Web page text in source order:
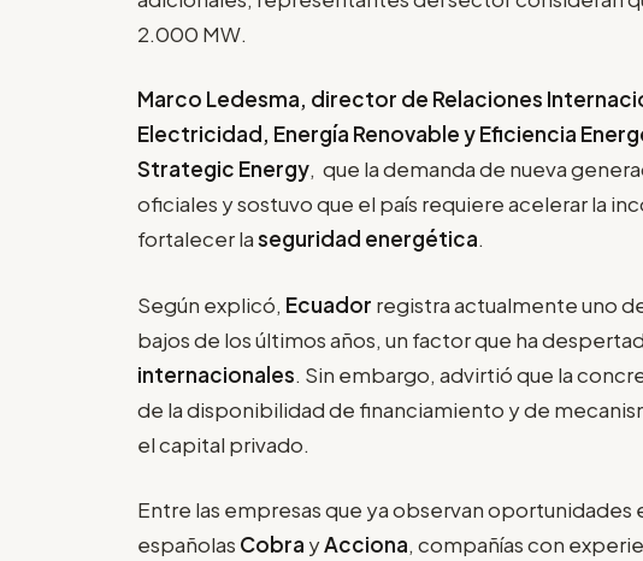
2.000 MW.
Marco Ledesma, director de Relaciones
Electricidad, Energía Renovable y Eficiencia
Strategic Energy, que la demanda de nueva
oficiales y sostuvo que el país requiere acelerar la
fortalecer laseguridad energética.
Según explicó, Ecuador registra actualmente uno
bajos de los últimos años, un factor que ha
internacionales. Sin embargo, advirtió que la
de la disponibilidad de financiamiento y de
el capital privado.
Entre las empresas que ya observan oportunidades
españolas Cobra yAcciona, compañías con